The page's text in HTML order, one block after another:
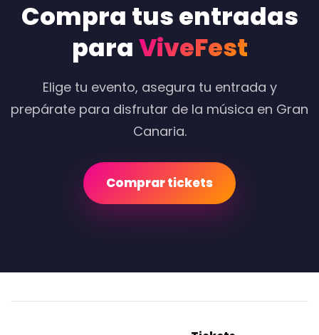
Compra tus entradas
paraViveFest
Elige tu evento, asegura tu entrada y
prepárate para disfrutar de la música en Gran
Canaria.
Comprar tickets